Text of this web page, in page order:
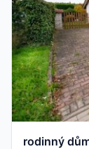
rodinný